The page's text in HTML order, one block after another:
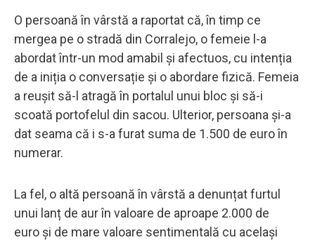
O persoană în vârstă a raportat că, în timp ce
mergea pe o stradă din Corralejo, o femeie l-a
abordat într-un mod amabil și afectuos, cu intenția
de a iniția o conversație și o abordare fizică. Femeia
a reușit să-l atragă în portalul unui bloc și să-i
scoată portofelul din sacou. Ulterior, persoana și-a
dat seama că i s-a furat suma de 1.500 de euro în
numerar.
La fel, o altă persoană în vârstă a denunțat furtul
unui lanț de aur în valoare de aproape 2.000 de
euro și de mare valoare sentimentală cu același